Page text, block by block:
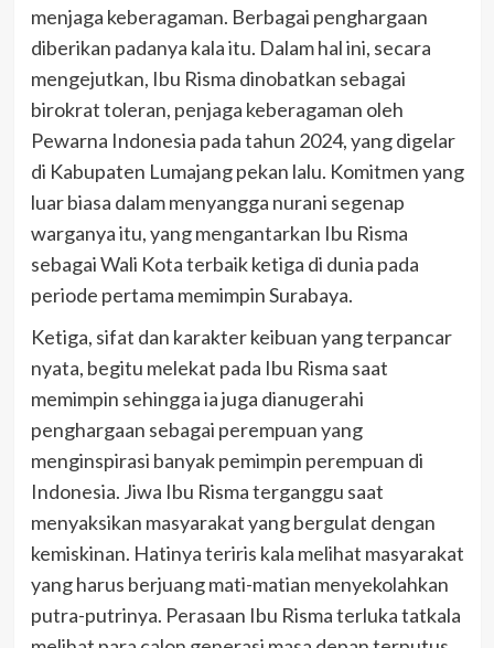
menjaga keberagaman. Berbagai penghargaan
diberikan padanya kala itu. Dalam hal ini, secara
mengejutkan, Ibu Risma dinobatkan sebagai
birokrat toleran, penjaga keberagaman oleh
Pewarna Indonesia pada tahun 2024, yang digelar
di Kabupaten Lumajang pekan lalu. Komitmen yang
luar biasa dalam menyangga nurani segenap
warganya itu, yang mengantarkan Ibu Risma
sebagai Wali Kota terbaik ketiga di dunia pada
periode pertama memimpin Surabaya.
Ketiga, sifat dan karakter keibuan yang terpancar
nyata, begitu melekat pada Ibu Risma saat
memimpin sehingga ia juga dianugerahi
penghargaan sebagai perempuan yang
menginspirasi banyak pemimpin perempuan di
Indonesia. Jiwa Ibu Risma terganggu saat
menyaksikan masyarakat yang bergulat dengan
kemiskinan. Hatinya teriris kala melihat masyarakat
yang harus berjuang mati-matian menyekolahkan
putra-putrinya. Perasaan Ibu Risma terluka tatkala